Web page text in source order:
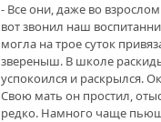
- Все они, даже во
вот звонил наш
могла на трое суток
звереныш. В школе
успокоился и раскрылся.
Свою мать он простил,
редко. Намного чаще